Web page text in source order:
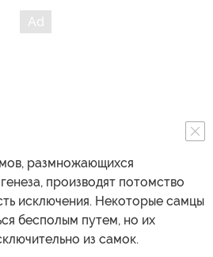
размножающихся
производят потомство
исключения. Некоторые самцы
бесполым путем, но их
из самок.